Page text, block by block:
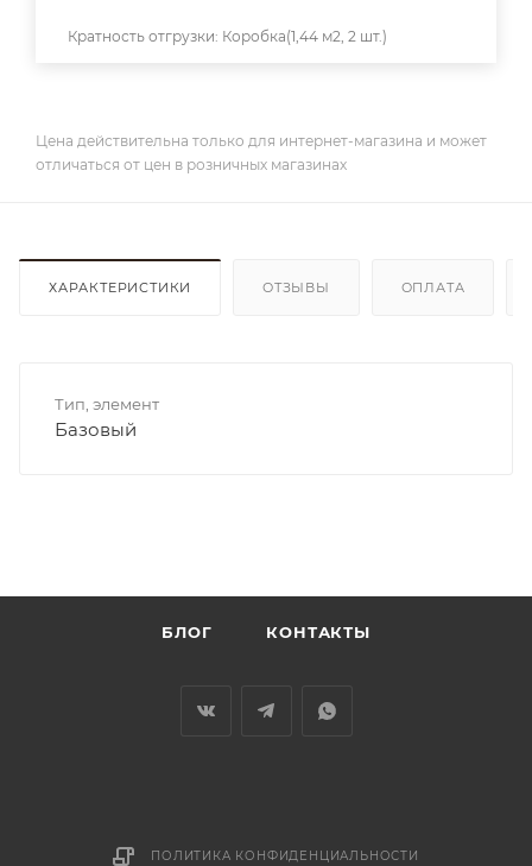
Кратность отгрузки: Коробка(1,44 м2, 2 шт.)
Цена действительна только для интернет-магазина и может
отличаться от цен в розничных магазинах
ХАРАКТЕРИСТИКИ ОТЗЫВЫ ОПЛАТА
Тип, элемент
Базовый
БЛОГ КОНТАКТЫ
ПОЛИТИКА КОНФИДЕНЦИАЛЬНОСТИ